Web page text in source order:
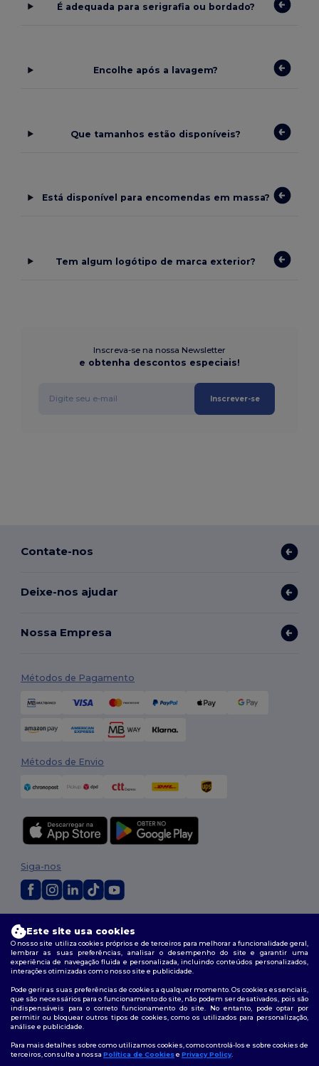
É adequada para serigrafia ou bordado?
Encolhe após a lavagem?
Que tamanhos estão disponíveis?
Está disponível para encomendas em massa?
Tem algum logótipo de marca exterior?
Inscreva-se na nossa Newsletter
e obtenha descontos especiais!
Inscrever-se
Contate-nos
Deixe-nos ajudar
Nossa Empresa
Métodos de Pagamento
Métodos de Envio
Termos e Condições |Política de personalização
|Política de cookies|Mapa do Site
Siga-nos
Este site usa cookies
O nosso site utiliza cookies próprios e de terceiros para melhorar a funcionalidade geral,
lembrar as suas preferências, analisar o desempenho do site e garantir uma
experiência de navegação fluida e personalizada, incluindo conteúdos personalizados,
interações otimizadas com o nosso site e publicidade.
Pode gerir as suas preferências de cookies a qualquer momento. Os cookies essenciais,
que são necessários para o funcionamento do site, não podem ser desativados, pois são
indispensáveis para o correto funcionamento do site. No entanto, pode optar por
permitir ou bloquear outros tipos de cookies, como os utilizados para personalização,
análise e publicidade.
Para mais detalhes sobre como utilizamos cookies, como controlá-los e sobre cookies de
terceiros, consulte a nossa Política de Cookiese Privacy Policy.